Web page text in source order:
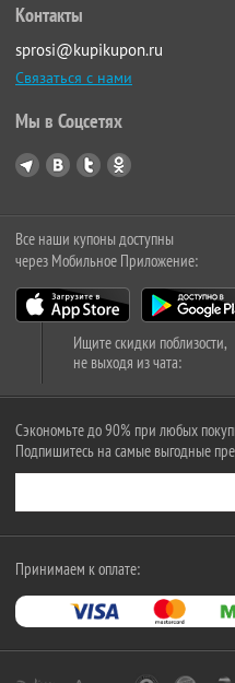
Контакты
sprosi@kupikupon.ru
Связаться с нами
Мы в Соцсетях
Все наши купоны доступны
через Мобильное Приложение:
Ищите скидки поблизости,
не выходя из чата:
Сэкономьте до 90% при любых
Подпишитесь на самые выгодные
Принимаем к оплате: